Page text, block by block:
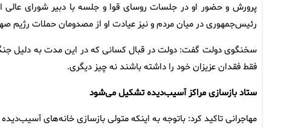
پرورش و حضور او در جلسات روسای قوا و جلسه با دبیر شورای
رئیس‌جمهوری در میان مردم و نیز عیادت او از مصدومان حملات رژیم
سخنگوی دولت گفت: دولت در قبال کسانی که در این مدت به دلیل
فقط فقدان عزیزان خود را داشته باشند نه چیز دیگری.
ستاد بازسازی مراکز آسیب‌دیده تشکیل می‌شود
مهاجرانی تاکید کرد: باتوجه به اینکه متولی بازسازی خانه‌های